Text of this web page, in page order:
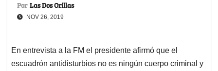
Por Las Dos Orillas
NOV 26, 2019
En entrevista a la FM el presidente afirmó que el
escuadrón antidisturbios no es ningún cuerpo criminal y